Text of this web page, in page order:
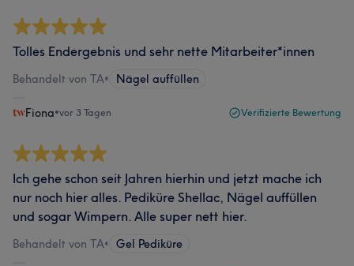
Tolles Endergebnis und sehr nette Mitarbeiter*innen
Behandelt von TA• Nägel auffüllen
Fiona•vor 3 Tagen Verifizierte Bewertung
Ich gehe schon seit Jahren hierhin und jetzt mache ich
nur noch hier alles. Pediküre Shellac, Nägel auffüllen
und sogar Wimpern. Alle super nett hier.
Behandelt von TA• Gel Pediküre